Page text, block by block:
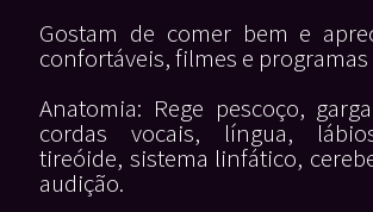
Gostam de comer bem e
confortáveis, filmes e programas
Anatomia: Rege pescoço,
cordas vocais, língua,
tireóide, sistema linfático,
audição.